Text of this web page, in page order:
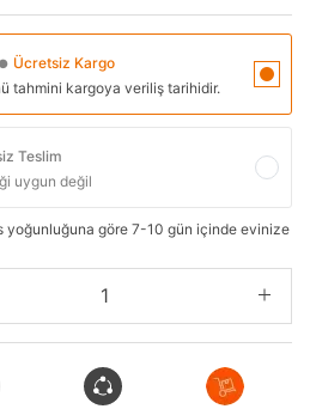
● Ücretsiz Kargo
tahmini kargoya veriliş tarihidir.
Teslim
uygun değil
yoğunluğuna göre 7-10 gün içinde evinize